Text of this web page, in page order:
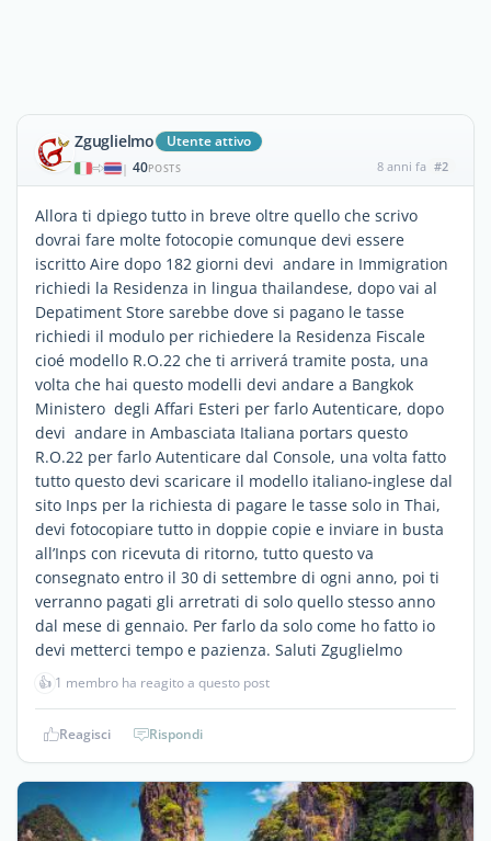
Zguglielmo Utente attivo
| 40POSTS 8 anni fa #2
Allora ti dpiego tutto in breve oltre quello che scrivo
dovrai fare molte fotocopie comunque devi essere
iscritto Aire dopo 182 giorni devi andare in Immigration
richiedi la Residenza in lingua thailandese, dopo vai al
Depatiment Store sarebbe dove si pagano le tasse
richiedi il modulo per richiedere la Residenza Fiscale
cioé modello R.O.22 che ti arriverá tramite posta, una
volta che hai questo modelli devi andare a Bangkok
Ministero degli Affari Esteri per farlo Autenticare, dopo
devi andare in Ambasciata Italiana portars questo
R.O.22 per farlo Autenticare dal Console, una volta fatto
tutto questo devi scaricare il modello italiano-inglese dal
sito Inps per la richiesta di pagare le tasse solo in Thai,
devi fotocopiare tutto in doppie copie e inviare in busta
all’Inps con ricevuta di ritorno, tutto questo va
consegnato entro il 30 di settembre di ogni anno, poi ti
verranno pagati gli arretrati di solo quello stesso anno
dal mese di gennaio. Per farlo da solo come ho fatto io
devi metterci tempo e pazienza. Saluti Zguglielmo
👍 1 membro ha reagito a questo post
Reagisci Rispondi